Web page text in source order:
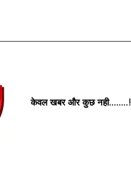
केवल खबर और कुछ नही........!